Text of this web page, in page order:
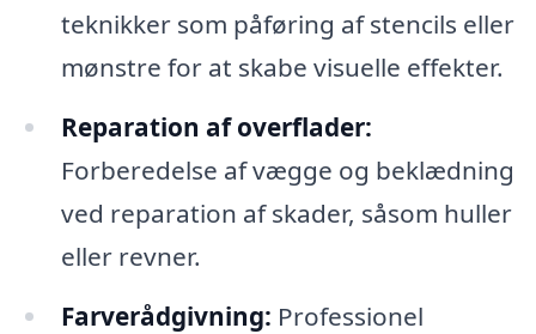
teknikker som påføring af stencils eller
mønstre for at skabe visuelle effekter.
Reparation af overflader:
Forberedelse af vægge og beklædning
ved reparation af skader, såsom huller
eller revner.
Farverådgivning: Professionel